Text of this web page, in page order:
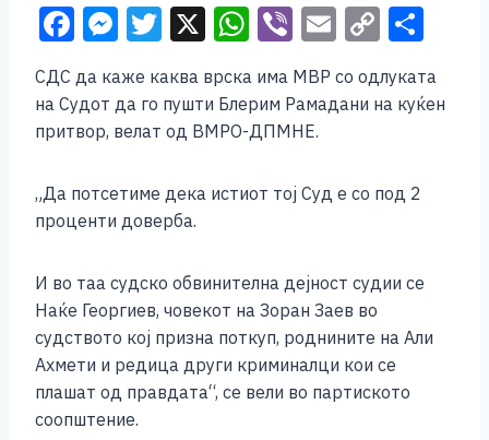
F
c
e
o
o
k
M
ss
e
g
er
T
tt
er
X W
at
s
p
Vi
b
er
E
ai
l
C
p
n
ar
СДС да каже каква врска има МВР со одлуката
на Судот да го пушти Блерим Рамадани на куќен
притвор, велат од ВМРО-ДПМНЕ.
„Да потсетиме дека истиот тој Суд е со под 2
проценти доверба.
И во таа судско обвинителна дејност судии се
Наќе Георгиев, човекот на Зоран Заев во
судството кој призна поткуп, роднините на Али
Ахмети и редица други криминалци кои се
плашат од правдата“, се вели во партиското
соопштение.